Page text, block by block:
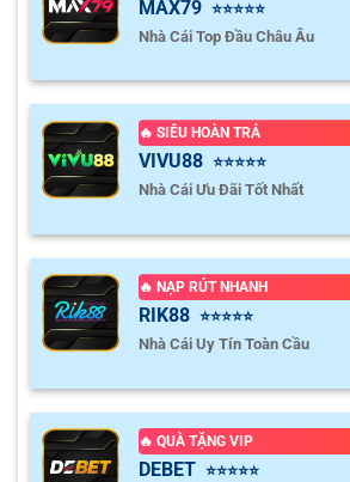
MAX79 ⭐⭐⭐⭐⭐
Nhà Cái Top Đầu Châu Âu
🔥 SIÊU HOÀN TRẢ
VIVU88 ⭐⭐⭐⭐⭐
Nhà Cái Ưu Đãi Tốt Nhất
🔥 NẠP RÚT NHANH
RIK88 ⭐⭐⭐⭐⭐
Nhà Cái Uy Tín Toàn Cầu
🔥 QUÀ TẶNG VIP
DEBET ⭐⭐⭐⭐⭐